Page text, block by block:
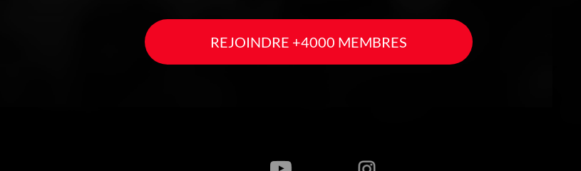
REJOINDRE +4000 MEMBRES